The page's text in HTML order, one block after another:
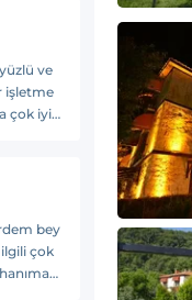
ve
işletme
çok iyi.
bey
ilgili çok